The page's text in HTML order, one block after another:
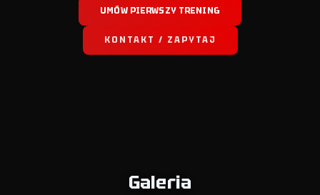
UMÓW PIERWSZY TRENING
KONTAKT / ZAPYTAJ
Galeria